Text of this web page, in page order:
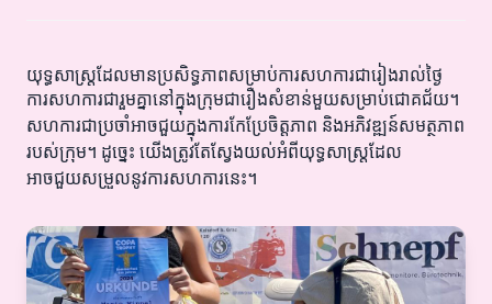
យុទ្ធសាស្ត្រដែលមានប្រសិទ្ធភាពសម្រាប់ការសហការជារៀងរាល់ថ្ងៃ
ការសហការជារួមគ្នានៅក្នុងក្រុមជារឿងសំខាន់មួយសម្រាប់ជោគជ័យ។
សហការជាប្រចាំអាចជួយក្នុងការកែប្រែចិត្តភាព និងអភិវឌ្ឍន៍សមត្ថភាព
របស់ក្រុម។ ដូច្នេះ យើងត្រូវតែស្វែងយល់អំពីយុទ្ធសាស្ត្រដែល
អាចជួយសម្រួលនូវការសហការនេះ។